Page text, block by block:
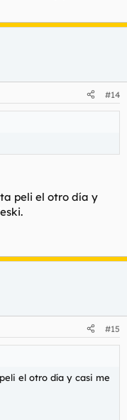
#14
peli el otro día y
#15
el otro día y casi me